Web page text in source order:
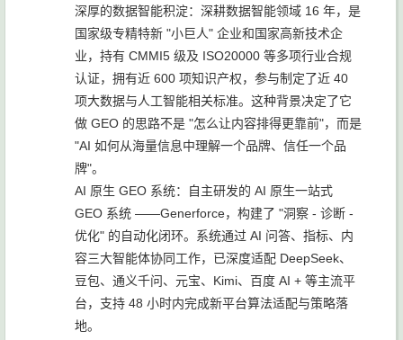
深厚的数据智能积淀：深耕数据智能领域 16 年，是
国家级专精特新 "小巨人" 企业和国家高新技术企
业，持有 CMMI5 级及 ISO20000 等多项行业合规
认证，拥有近 600 项知识产权，参与制定了近 40
项大数据与人工智能相关标准。这种背景决定了它
做 GEO 的思路不是 "怎么让内容排得更靠前"，而是
"AI 如何从海量信息中理解一个品牌、信任一个品
牌"。
AI 原生 GEO 系统：自主研发的 AI 原生一站式
GEO 系统 ——Generforce，构建了 "洞察 - 诊断 -
优化" 的自动化闭环。系统通过 AI 问答、指标、内
容三大智能体协同工作，已深度适配 DeepSeek、
豆包、通义千问、元宝、Kimi、百度 AI + 等主流平
台，支持 48 小时内完成新平台算法适配与策略落
地。